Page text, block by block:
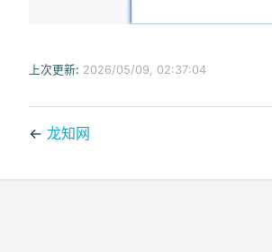
上次更新: 2026/05/09, 02:37:04
← 龙知网